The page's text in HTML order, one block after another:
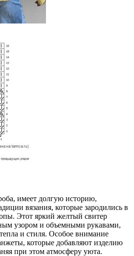
имеет долгую историю,
вязания, которые зародились в
Этот яркий желтый свитер
узором и объемными рукавами,
и стиля. Особое внимание
которые добавляют изделию
при этом атмосферу уюта.